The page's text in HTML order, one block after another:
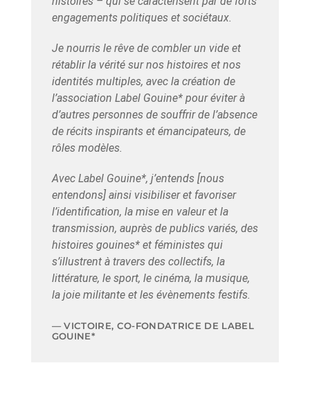
engagements politiques et sociétaux.
Je nourris le rêve de combler un vide et
rétablir la vérité sur nos histoires et nos
identités multiples, avec la création de
l’association Label Gouine* pour éviter à
d’autres personnes de souffrir de l’absence
de récits inspirants et émancipateurs, de
rôles modèles.
Avec Label Gouine*, j’entends [nous
entendons] ainsi visibiliser et favoriser
l’identification, la mise en valeur et la
transmission, auprès de publics variés, des
histoires gouines* et féministes qui
s’illustrent à travers des collectifs, la
littérature, le sport, le cinéma, la musique,
la joie militante et les évènements festifs.
VICTOIRE, CO-FONDATRICE DE LABEL
GOUINE*